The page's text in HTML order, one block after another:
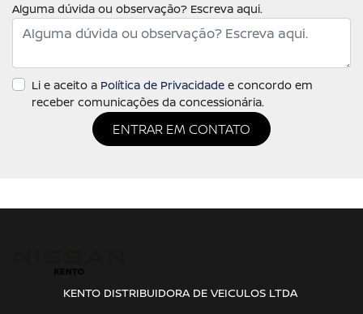
Alguma dúvida ou observação? Escreva aqui.
Li e aceito a Política de Privacidade e concordo em
receber comunicações da concessionária.
ENTRAR EM CONTATO
KENTO DISTRIBUIDORA DE VEICULOS LTDA